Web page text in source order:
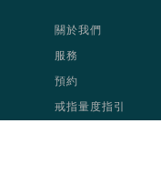
關於我們
服務
預約
戒指量度指引